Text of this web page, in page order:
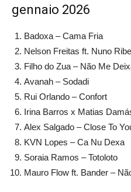
gennaio 2026
Badoxa – Cama Fria
Nelson Freitas ft. Nuno
Filho do Zua – Não Me
Avanah – Sodadi
Rui Orlando – Confort
Irina Barros x Matias
Alex Salgado – Close To
KVN Lopes – Ca Nu Dexa
Soraia Ramos – Totoloto
Mauro Flow ft. Bander –